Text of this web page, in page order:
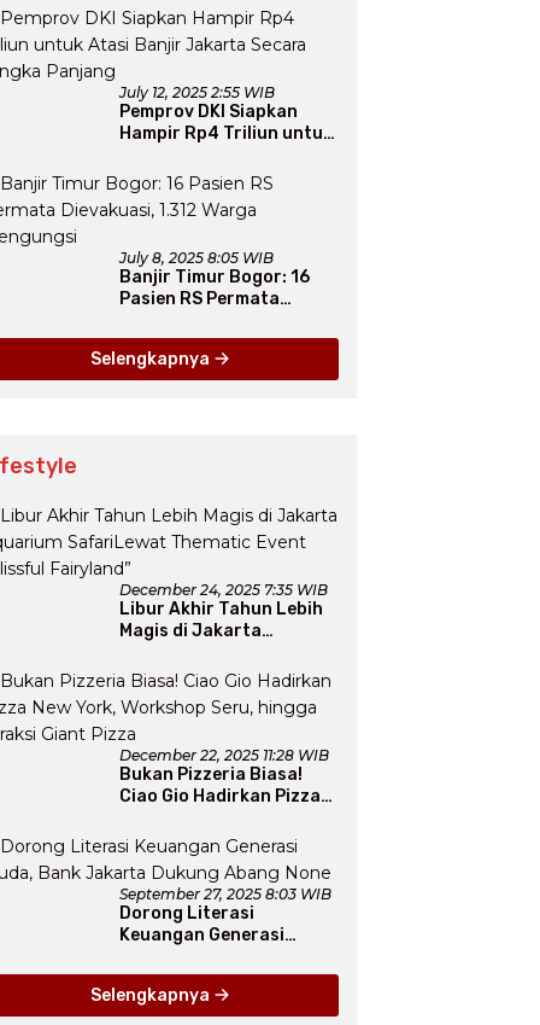
Arab Saudi
July 12, 2025 2:55 WIB
Pemprov DKI Siapkan
Hampir Rp4 Triliun untuk
Secara Jangka Panjang
July 8, 2025 8:05 WIB
Banjir Timur Bogor: 16
Pasien RS Permata
Mengungsi
Selengkapnya
December 24, 2025 7:35 WIB
Libur Akhir Tahun Lebih
Magis di Jakarta
Thematic Event “Blissful
Fairyland”
December 22, 2025 11:28 WIB
Bukan Pizzeria Biasa!
Ciao Gio Hadirkan Pizza
Seru, hingga Atraksi
Giant Pizza
September 27, 2025 8:03 WIB
Dorong Literasi
Keuangan Generasi
Dukung Abang None
Selengkapnya